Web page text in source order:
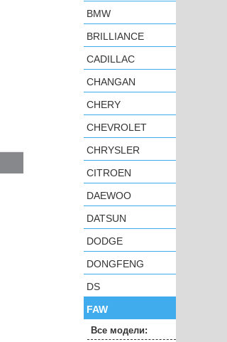
BMW
BRILLIANCE
CADILLAC
CHANGAN
CHERY
CHEVROLET
CHRYSLER
CITROEN
DAEWOO
DATSUN
DODGE
DONGFENG
DS
FAW
Все модели: